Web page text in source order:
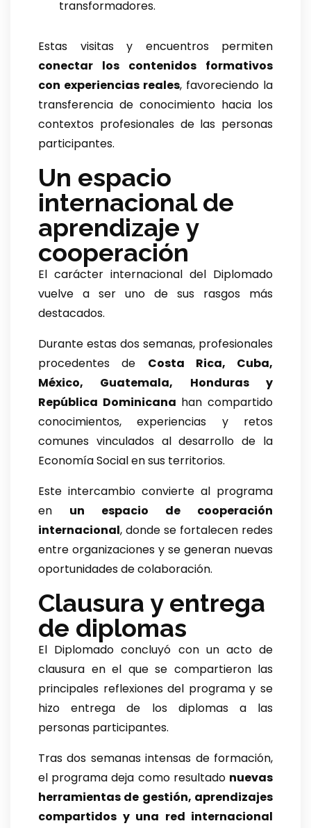
transformadores.
Estas visitas y encuentros permiten
conectar los contenidos formativos
con experiencias reales, favoreciendo la
transferencia de conocimiento hacia los
contextos profesionales de las personas
participantes.
Un espacio
internacional de
aprendizaje y
cooperación
El carácter internacional del Diplomado
vuelve a ser uno de sus rasgos más
destacados.
Durante estas dos semanas, profesionales
procedentes de Costa Rica, Cuba,
México, Guatemala, Honduras y
República Dominicana han compartido
conocimientos, experiencias y retos
comunes vinculados al desarrollo de la
Economía Social en sus territorios.
Este intercambio convierte al programa
en un espacio de cooperación
internacional, donde se fortalecen redes
entre organizaciones y se generan nuevas
oportunidades de colaboración.
Clausura y entrega
de diplomas
El Diplomado concluyó con un acto de
clausura en el que se compartieron las
principales reflexiones del programa y se
hizo entrega de los diplomas a las
personas participantes.
Tras dos semanas intensas de formación,
el programa deja como resultado nuevas
herramientas de gestión, aprendizajes
compartidos y una red internacional